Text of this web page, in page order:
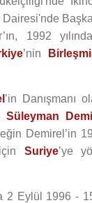
Dairesi'nde
1992
’nin
’in Danışmanı
Süleyman
Demirel’in
Suriye’ye
2 Eylül 1996 -